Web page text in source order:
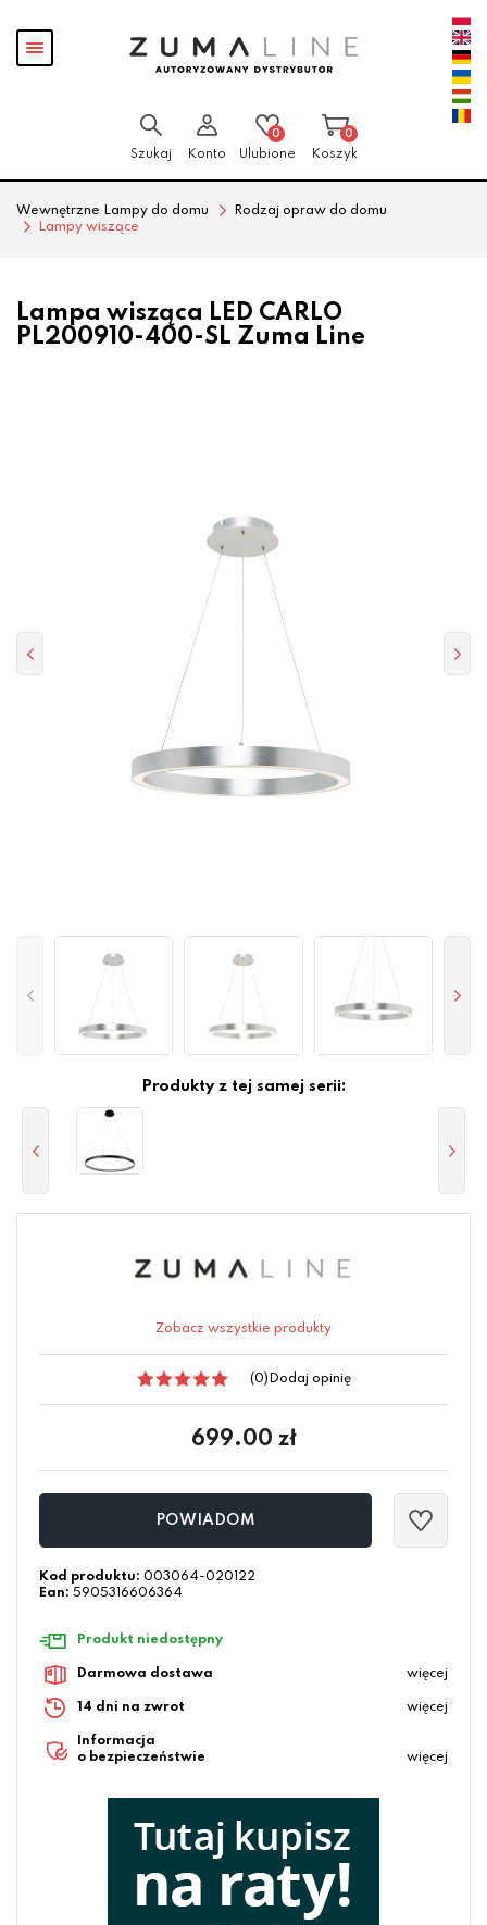
Pokaż
menu
Szukaj Konto
0
Ulubione
0
Koszyk
Wewnętrzne Lampy do domu
Rodzaj opraw do domu
Lampy wiszące
Lampa wisząca LED CARLO
PL200910-400-SL Zuma Line
Produkty z tej samej serii:
Zobacz wszystkie produkty
(0) Dodaj opinię
699.00 zł
POWIADOM
Kod produktu: 003064-020122
Ean: 5905316606364
Produkt niedostępny
Darmowa dostawa więcej
14 dni na zwrot więcej
Informacja
o bezpieczeństwie
więcej